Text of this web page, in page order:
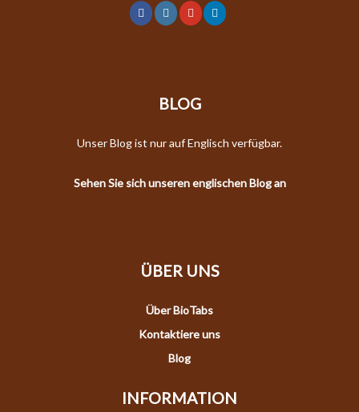
BLOG
Unser Blog ist nur auf Englisch verfügbar.
Sehen Sie sich unseren englischen Blog an
ÜBER UNS
Über BioTabs
Kontaktiere uns
Blog
INFORMATION